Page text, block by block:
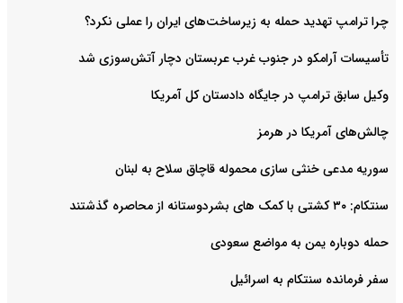
چرا ترامپ تهدید حمله به زیرساخت‌های ایران را عملی نکرد؟
تأسیسات آرامکو در جنوب غرب عربستان دچار آتش‌سوزی شد
وکیل سابق ترامپ در جایگاه دادستان کل آمریکا
چالش‌های آمریکا در هرمز
سوریه مدعی خنثی سازی محموله قاچاق سلاح به لبنان
سنتکام: ۳۰ کشتی با کمک های بشردوستانه از محاصره گذشتند
حمله دوباره یمن به مواضع سعودی
سفر فرمانده سنتکام به اسرائیل